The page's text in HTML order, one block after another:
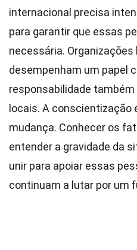
internacional precisa
para garantir que essas
necessária.
desempenham um papel
responsabilidade
locais. A conscientização
mudança. Conhecer os
entender a gravidade da
unir para apoiar essas
continuam a lutar por um